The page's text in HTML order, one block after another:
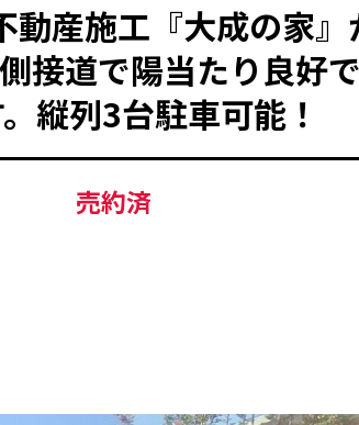
不動産買取事業 不動産
動産施工『大成の家
接道で陽当たり良好
縦列3台駐車可能！
売約済